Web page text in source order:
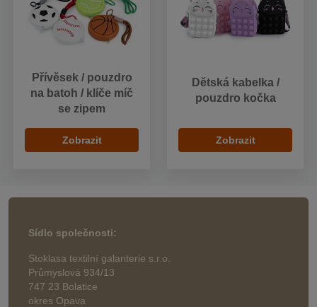
Přívěsek / pouzdro
na batoh / klíče míč
se zipem
Zobrazit
Dětská kabelka /
pouzdro kočka
Zobrazit
Sídlo společnosti:
Stoklasa textilní galanterie s.r.o.
Průmyslová 934/13
747 23 Bolatice
okres Opava